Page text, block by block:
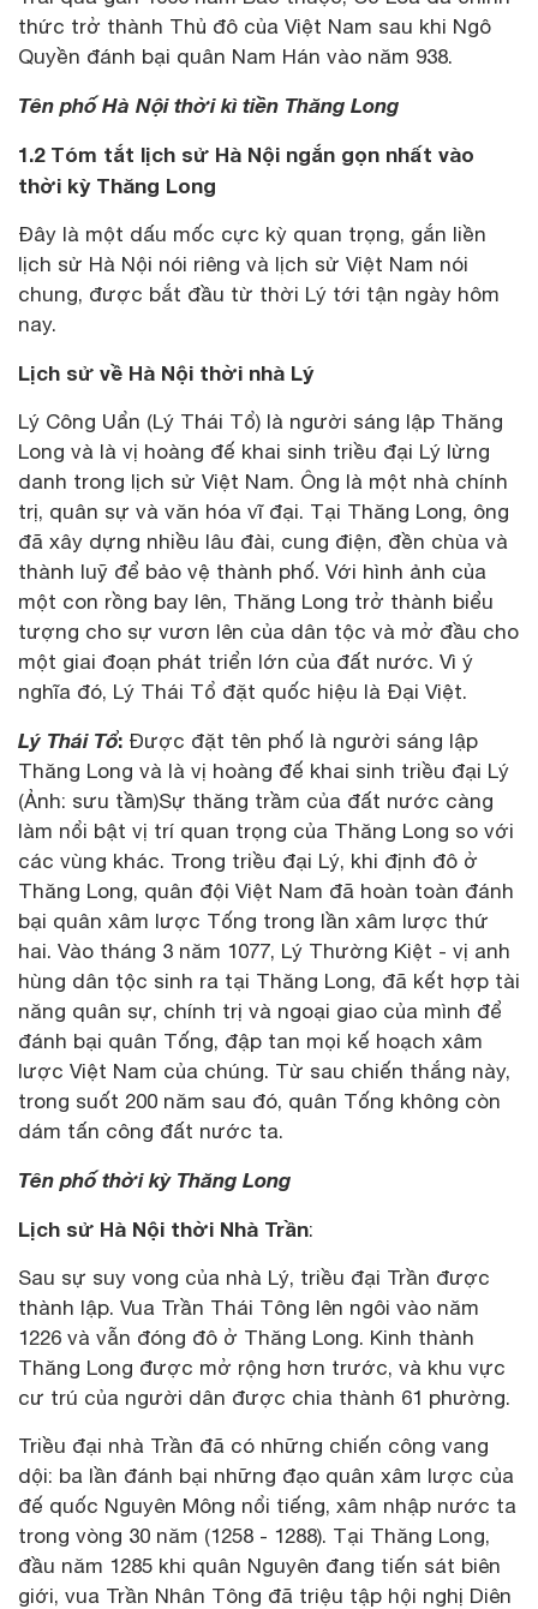
thức trở thành Thủ đô của Việt Nam sau khi Ngô
Quyền đánh bại quân Nam Hán vào năm 938.
Tên phố Hà Nội thời kì tiền Thăng Long
1.2 Tóm tắt lịch sử Hà Nội ngắn gọn nhất vào
thời kỳ Thăng Long
Đây là một dấu mốc cực kỳ quan trọng, gắn liền
lịch sử Hà Nội nói riêng và lịch sử Việt Nam nói
chung, được bắt đầu từ thời Lý tới tận ngày hôm
nay.
Lịch sử về Hà Nội thời nhà Lý
Lý Công Uẩn (Lý Thái Tổ) là người sáng lập Thăng
Long và là vị hoàng đế khai sinh triều đại Lý lừng
danh trong lịch sử Việt Nam. Ông là một nhà chính
trị, quân sự và văn hóa vĩ đại. Tại Thăng Long, ông
đã xây dựng nhiều lâu đài, cung điện, đền chùa và
thành luỹ để bảo vệ thành phố. Với hình ảnh của
một con rồng bay lên, Thăng Long trở thành biểu
tượng cho sự vươn lên của dân tộc và mở đầu cho
một giai đoạn phát triển lớn của đất nước. Vì ý
nghĩa đó, Lý Thái Tổ đặt quốc hiệu là Đại Việt.
Lý Thái Tổ: Được đặt tên phố là người sáng lập
Thăng Long và là vị hoàng đế khai sinh triều đại Lý
(Ảnh: sưu tầm)Sự thăng trầm của đất nước càng
làm nổi bật vị trí quan trọng của Thăng Long so với
các vùng khác. Trong triều đại Lý, khi định đô ở
Thăng Long, quân đội Việt Nam đã hoàn toàn đánh
bại quân xâm lược Tống trong lần xâm lược thứ
hai. Vào tháng 3 năm 1077, Lý Thường Kiệt - vị anh
hùng dân tộc sinh ra tại Thăng Long, đã kết hợp tài
năng quân sự, chính trị và ngoại giao của mình để
đánh bại quân Tống, đập tan mọi kế hoạch xâm
lược Việt Nam của chúng. Từ sau chiến thắng này,
trong suốt 200 năm sau đó, quân Tống không còn
dám tấn công đất nước ta.
Tên phố thời kỳ Thăng Long
Lịch sử Hà Nội thời Nhà Trần:
Sau sự suy vong của nhà Lý, triều đại Trần được
thành lập. Vua Trần Thái Tông lên ngôi vào năm
1226 và vẫn đóng đô ở Thăng Long. Kinh thành
Thăng Long được mở rộng hơn trước, và khu vực
cư trú của người dân được chia thành 61 phường.
Triều đại nhà Trần đã có những chiến công vang
dội: ba lần đánh bại những đạo quân xâm lược của
đế quốc Nguyên Mông nổi tiếng, xâm nhập nước ta
trong vòng 30 năm (1258 - 1288). Tại Thăng Long,
đầu năm 1285 khi quân Nguyên đang tiến sát biên
giới, vua Trần Nhân Tông đã triệu tập hội nghị Diên